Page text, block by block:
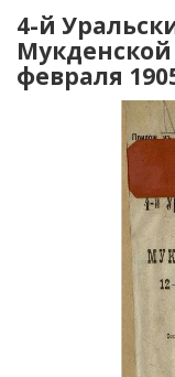
4-й
февраля